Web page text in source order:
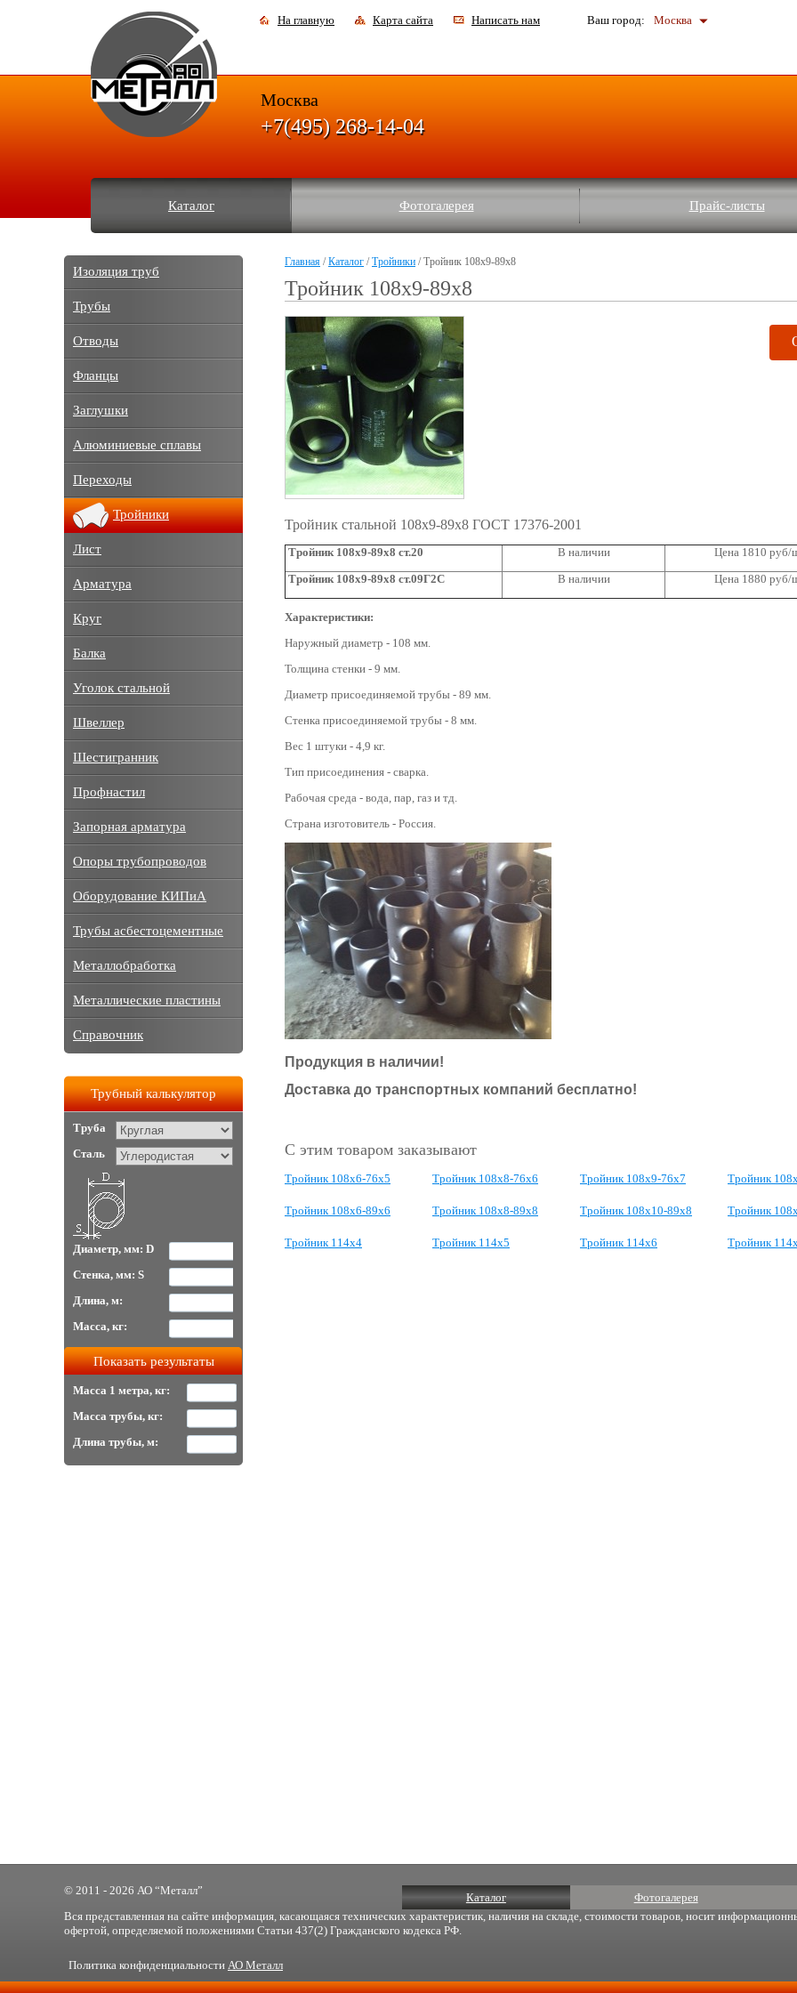
На главную Карта сайта Написать нам Ваш город: Москва
Каталог Фотогалерея Прайс-листы
Москва
+7(495) 268-14-04
Главная /Каталог /Тройники / Тройник 108х9-89х8
Тройник 108х9-89х8
Тройник стальной 108х9-89х8 ГОСТ 17376-2001
Тройник 108х9-89х8 ст.20 В наличии
Цена 1810 руб/
Тройник 108х9-89х8 ст.09Г2С
В наличии Цена 1880 руб/
Характеристики:
Наружный диаметр - 108 мм.
Толщина стенки - 9 мм.
Диаметр присоединяемой трубы - 89 мм.
Стенка присоединяемой трубы - 8 мм.
Вес 1 штуки - 4,9 кг.
Тип присоединения - сварка.
Рабочая среда - вода, пар, газ и тд.
Страна изготовитель - Россия.
Продукция в наличии!
Доставка до транспортных компаний бесплатно!
С этим товаром заказывают
Тройник 108x6-76x5 Тройник 108x8-76x6 Тройник 108х9-76х7 Тройник
Тройник 108х6-89х6 Тройник 108х8-89х8 Тройник 108х10-89х8 Тройник
Тройник 114х4 Тройник 114х5 Тройник 114х6 Тройник
Изоляция труб
Трубы
Отводы
Фланцы
Заглушки
Алюминиевые сплавы
Переходы
Тройники
Лист
Арматура
Круг
Балка
Уголок стальной
Швеллер
Шестигранник
Профнастил
Запорная арматура
Опоры трубопроводов
Оборудование КИПиА
Трубы асбестоцементные
Металлобработка
Металлические пластины
Справочник
Трубный калькулятор
Труба
Сталь
Диаметр, мм: D
Стенка, мм: S
Длина, м:
Масса, кг:
Масса 1 метра, кг:
Масса трубы, кг:
Длина трубы, м:
Каталог Фотогалерея
© 2011 - 2026 АО “Металл”
Вся представленная на сайте информация, касающаяся технических характеристик, наличия на складе, стоимости товаров, носит
офертой, определяемой положениями Статьи 437(2) Гражданского кодекса РФ.
Политика конфиденциальности АО Металл